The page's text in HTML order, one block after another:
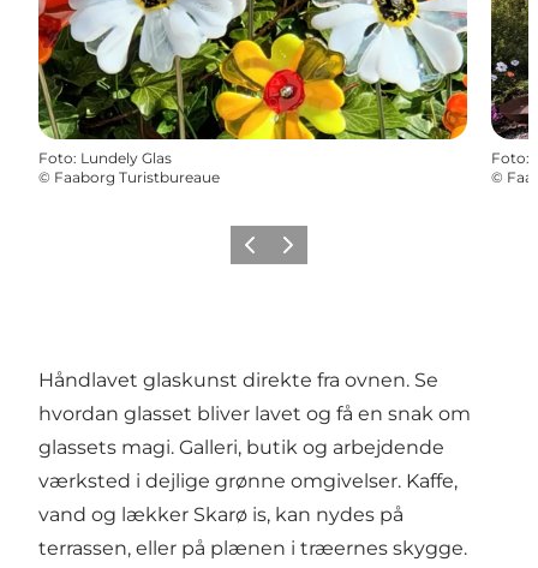
Foto: Lundely Glas
© Faaborg Turistbureaue
Foto:
©
Forrige billede
Næste billede
Håndlavet glaskunst direkte fra ovnen. Se
hvordan glasset bliver lavet og få en snak om
glassets magi. Galleri, butik og arbejdende
værksted i dejlige grønne omgivelser. Kaffe,
vand og lækker Skarø is, kan nydes på
terrassen, eller på plænen i træernes skygge.